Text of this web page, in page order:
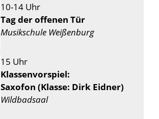
10-14 Uhr
Tag der offenen Tür
Musikschule Weißenburg
15 Uhr
Klassenvorspiel:
Saxofon (Klasse: Dirk Eidner)
Wildbadsaal